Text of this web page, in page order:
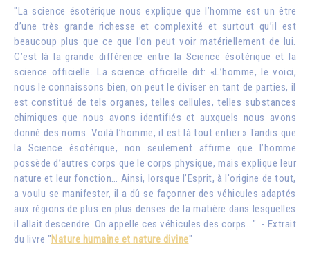
"La science ésotérique nous explique que l’homme est un être
d’une très grande richesse et complexité et surtout qu’il est
beaucoup plus que ce que l’on peut voir matériellement de lui.
C’est là la grande différence entre la Science ésotérique et la
science officielle. La science officielle dit: «L’homme, le voici,
nous le connaissons bien, on peut le diviser en tant de parties, il
est constitué de tels organes, telles cellules, telles substances
chimiques que nous avons identifiés et auxquels nous avons
donné des noms. Voilà l’homme, il est là tout entier.» Tandis que
la Science ésotérique, non seulement affirme que l’homme
possède d’autres corps que le corps physique, mais explique leur
nature et leur fonction… Ainsi, lorsque l’Esprit, à l'origine de tout,
a voulu se manifester, il a dû se façonner des véhicules adaptés
aux régions de plus en plus denses de la matière dans lesquelles
il allait descendre. On appelle ces véhicules des corps..." - Extrait
du livre "Nature humaine et nature divine"